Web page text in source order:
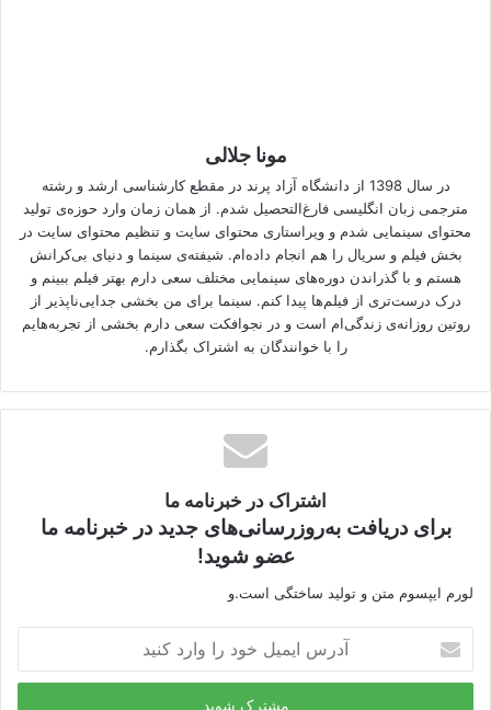
مونا جلالی
در سال 1398 از دانشگاه آزاد پرند در مقطع کارشناسی ارشد و رشته
مترجمی زبان انگلیسی فارغ‌التحصیل شدم. از همان زمان وارد حوزه‌ی تولید
محتوای سینمایی شدم و ویراستاری محتوای سایت و تنظیم محتوای سایت در
بخش فیلم و سریال را هم انجام داده‌ام. شیفته‌ی سینما و دنیای بی‌کرانش
هستم و با گذراندن دوره‌های سینمایی مختلف سعی دارم بهتر فیلم ببینم و
درک درست‌تری از فیلم‌ها پیدا کنم. سینما برای من بخشی جدایی‌ناپذیر از
روتین روزانه‌ی زندگی‌ام است و در نجوافکت سعی دارم بخشی از تجربه‌هایم
را با خوانندگان به اشتراک بگذارم.
اشتراک در خبرنامه ما
برای دریافت به‌روزرسانی‌های جدید در خبرنامه ما
عضو شوید!
لورم ایپسوم متن و تولید ساختگی است.و
ر